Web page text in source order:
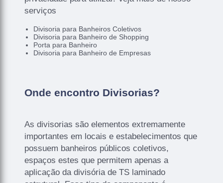
serviços
Divisoria para Banheiros Coletivos
Divisoria para Banheiro de Shopping
Porta para Banheiro
Divisoria para Banheiro de Empresas
Onde encontro Divisorias?
As divisorias são elementos extremamente
importantes em locais e estabelecimentos que
possuem banheiros públicos coletivos,
espaços estes que permitem apenas a
aplicação da divisória de TS laminado